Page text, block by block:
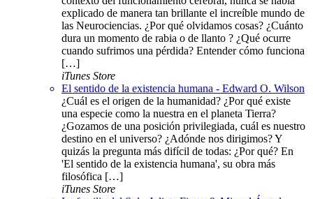
explicado de manera tan brillante el increíble mundo de
las Neurociencias. ¿Por qué olvidamos cosas? ¿Cuánto
dura un momento de rabia o de llanto ? ¿Qué ocurre
cuando sufrimos una pérdida? Entender cómo funciona
[…]
iTunes Store
El sentido de la existencia humana - Edward O. Wilson
¿Cuál es el origen de la humanidad? ¿Por qué existe
una especie como la nuestra en el planeta Tierra?
¿Gozamos de una posición privilegiada, cuál es nuestro
destino en el universo? ¿Adónde nos dirigimos? Y
quizás la pregunta más difícil de todas: ¿Por qué? En
'El sentido de la existencia humana', su obra más
filosófica […]
iTunes Store